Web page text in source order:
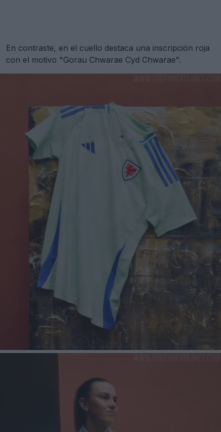
En contraste, en el cuello destaca una inscripción roja
con el motivo "Gorau Chwarae Cyd Chwarae".